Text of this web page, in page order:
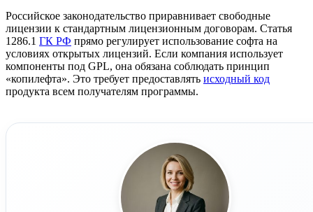
Российское законодательство приравнивает свободные
лицензии к стандартным лицензионным договорам. Статья
1286.1 ГК РФ прямо регулирует использование софта на
условиях открытых лицензий. Если компания использует
компоненты под GPL, она обязана соблюдать принцип
«копилефта». Это требует предоставлять исходный код
продукта всем получателям программы.